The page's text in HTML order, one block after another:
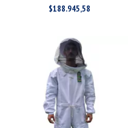
$188.945,58